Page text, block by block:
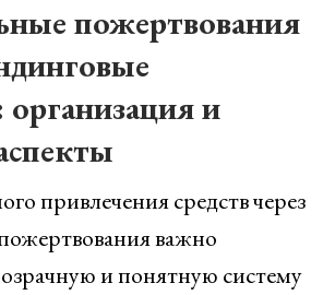
пожертвования
и
привлечения средств через
важно
и понятную систему